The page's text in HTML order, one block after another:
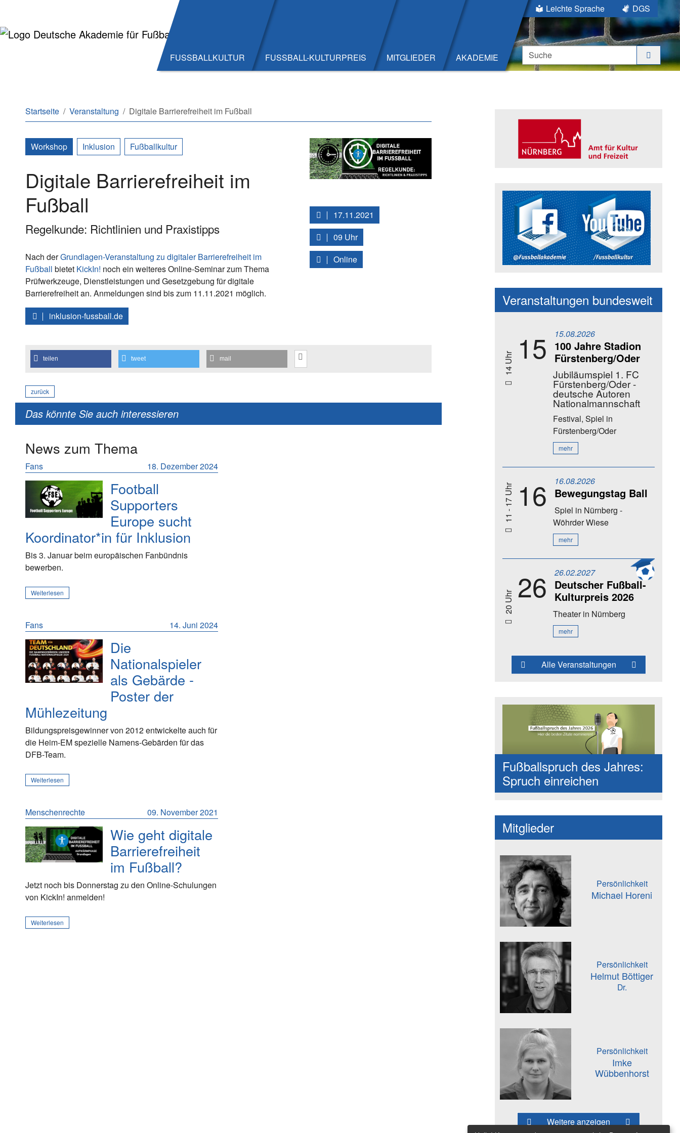
FUSSBALLKULTUR FUSSBALL-KULTURPREIS MITGLIEDER AKADEMIE
Leichte Sprache
DGS
Suche
Sie sind hier:
Startseite Veranstaltung Digitale Barrierefreiheit im Fußball
Workshop Inklusion Fußballkultur
Digitale Barrierefreiheit im
Fußball
Regelkunde: Richtlinien und Praxistipps
Nach derGrundlagen-Veranstaltung zu digitaler Barrierefreiheit im
Fußball bietet KickIn! noch ein weiteres Online-Seminar zum Thema
Prüfwerkzeuge, Dienstleistungen und Gesetzgebung für digitale
Barrierefreiheit an. Anmeldungen sind bis zum 11.11.2021 möglich.
inklusion-fussball.de
17.11.2021
09 Uhr
Online
teilen tweet mail
zurück
Das könnte Sie auch interessieren
News zum Thema
18. Dezember 2024
Fans
Football
Supporters
Europe sucht
Koordinator*in für Inklusion
Bis 3. Januar beim europäischen Fanbündnis
bewerben.
Weiterlesen
14. Juni 2024
Fans
Die
Nationalspieler
als Gebärde -
Poster der
Mühlezeitung
Bildungspreisgewinner von 2012 entwickelte auch für
die Heim-EM spezielle Namens-Gebärden für das
DFB-Team.
Weiterlesen
09. November 2021
Menschenrechte
Wie geht digitale
Barrierefreiheit
im Fußball?
Jetzt noch bis Donnerstag zu den Online-Schulungen
von KickIn! anmelden!
Weiterlesen
Social Media Kanäle der
Veranstaltungen bundesweit
14 Uhr 15 15.08.2026
100 Jahre Stadion
Fürstenberg/Oder
Jubiläumspiel 1. FC
Fürstenberg/Oder -
deutsche Autoren
Nationalmannschaft
Festival, Spiel in
Fürstenberg/Oder
mehr
11 - 17 Uhr 16 16.08.2026
Bewegungstag Ball
Spiel in Nürnberg -
Wöhrder Wiese
mehr
20 Uhr 26 26.02.2027
Deutscher Fußball-
Kulturpreis 2026
Theaterin Nürnberg
mehr
Alle Veranstaltungen
Fußballspruch des Jahres:
Spruch einreichen
Mitglieder
Persönlichkeit
Michael Horeni
Persönlichkeit
Helmut Böttiger
Dr.
Persönlichkeit
Imke
Wübbenhorst
Weitere anzeigen